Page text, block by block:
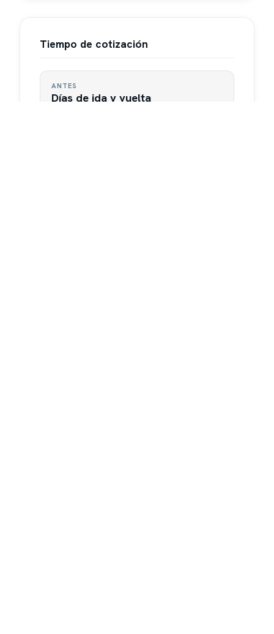
Tiempo de cotización
ANTES
Días de ida y vuelta